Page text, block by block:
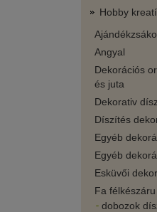
Hobby
Angyal
Dekorációs
és juta
Dekorativ
Díszítés
Egyéb
Egyéb
Esküvői
Fa félkészáru
dobozok